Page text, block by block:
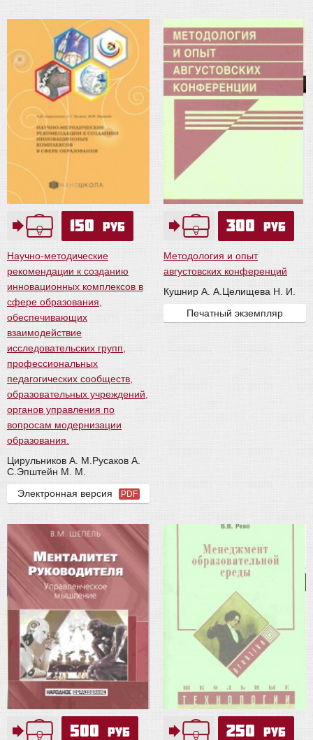
150 руб
Научно-методические
рекомендации к созданию
инновационных комплексов в
сфере образования,
обеспечивающих
взаимодействие
исследовательских групп,
профессиональных
педагогических сообществ,
образовательных учреждений,
органов управления по
вопросам модернизации
образования.
Цирульников А. М. Русаков А.
С. Эпштейн М. М.
Электронная версия
PDF
300 руб
Методология и опыт
августовских конференций
Кушнир А. А. Целищева Н. И.
Печатный экземпляр
500 руб 250 руб